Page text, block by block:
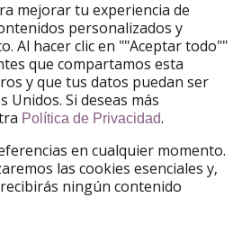
HolidayPirates
WakacyjniPiraci
Ferienpiraten
Urlaubspiraten
Información legal
mejorar tu experiencia de
personalizados y
Al hacer clic en ""Aceptar todo""
que compartamos esta
y que tus datos puedan ser
Unidos. Si deseas más
Política de Privacidad.
en cualquier momento.
las cookies esenciales y,
ningún contenido